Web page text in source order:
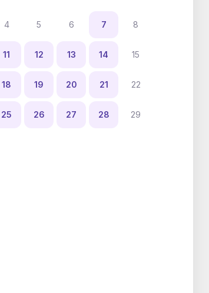
4 5 6 7 8
11 12 13 14 15
18 19 20 21 22
25 26 27 28 29